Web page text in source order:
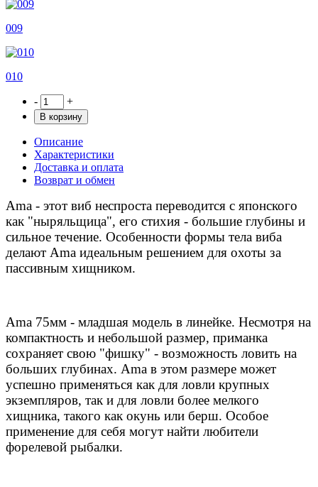
009
010
- +
В корзину
Описание
Характеристики
Доставка и оплата
Возврат и обмен
Ama - этот виб неспроста переводится с японского
как "ныряльщица", его стихия - большие глубины и
сильное течение. Особенности формы тела виба
делают Ama идеальным решением для охоты за
пассивным хищником.
Ama 75мм - младшая модель в линейке. Несмотря на
компактность и небольшой размер, приманка
сохраняет свою "фишку" - возможность ловить на
больших глубинах. Ama в этом размере может
успешно применяться как для ловли крупных
экземпляров, так и для ловли более мелкого
хищника, такого как окунь или берш. Особое
применение для себя могут найти любители
форелевой рыбалки.